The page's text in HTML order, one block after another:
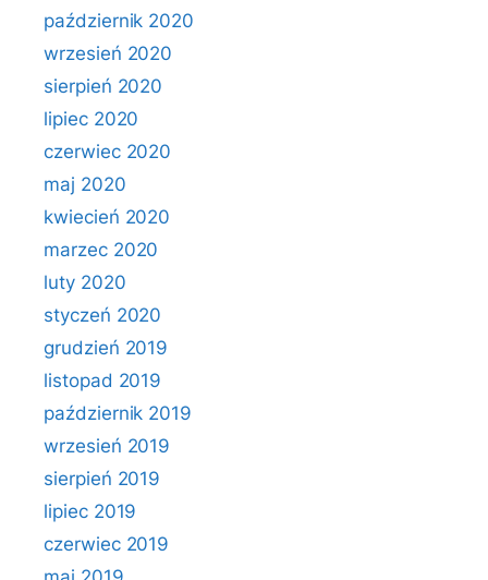
październik 2020
wrzesień 2020
sierpień 2020
lipiec 2020
czerwiec 2020
maj 2020
kwiecień 2020
marzec 2020
luty 2020
styczeń 2020
grudzień 2019
listopad 2019
październik 2019
wrzesień 2019
sierpień 2019
lipiec 2019
czerwiec 2019